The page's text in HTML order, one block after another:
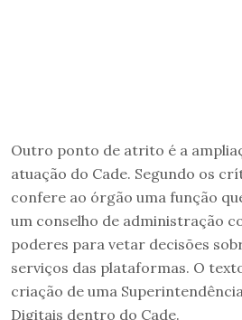
Outro ponto de atrito é a
atuação do Cade. Segundo os
confere ao órgão uma função
um conselho de administração
poderes para vetar decisões
serviços das plataformas. O
criação de uma
Digitais dentro do Cade.